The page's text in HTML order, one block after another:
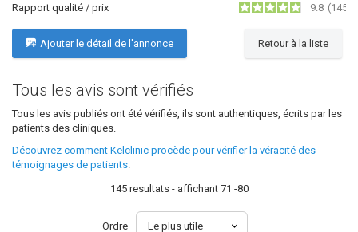
Rapport qualité / prix
9.8 (145)
Ajouter le détail de l'annonce Retour à la liste
Tous les avis sont vérifiés
Tous les avis publiés ont été vérifiés, ils sont authentiques, écrits par les
patients des cliniques.
Découvrez comment Kelclinic procède pour vérifier la véracité des
témoignages de patients
145 resultats - affichant 71 -80
Ordre